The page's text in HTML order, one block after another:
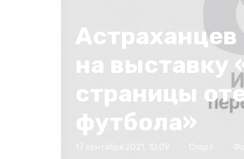
на выставку
страницы
футбола»